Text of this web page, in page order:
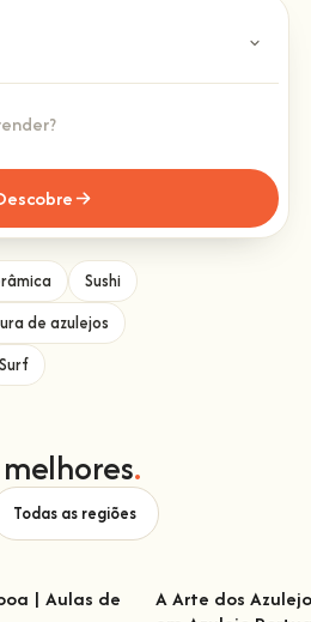
Sushi
de azulejos
Surf
.
Todas as regiões
| Aulas de
A Arte dos